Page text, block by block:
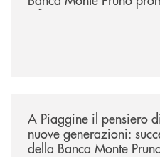
e futuro
A Piaggine il pensiero
nuove generazioni:
della Banca Monte